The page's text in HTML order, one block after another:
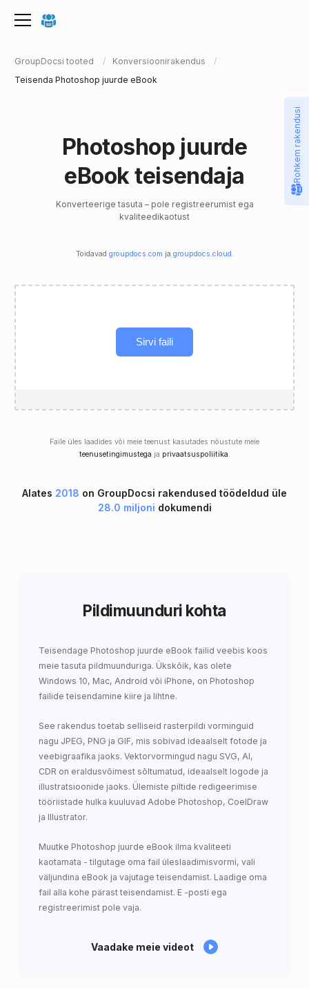
GroupDocsi tooted
Konversioonirakendus
Teisenda Photoshop juurde eBook
Photoshop juurde
eBook teisendaja
Konverteerige tasuta – pole registreerumist ega
kvaliteedikaotust
Toidavad groupdocs.com ja groupdocs.cloud .
Sirvi faili
Faile üles laadides või meie teenust kasutades nõustute meie
teenusetingimustega ja privaatsuspoliitika.
Alates 2018 on GroupDocsi rakendused töödeldud üle
28.0 miljoni dokumendi
Pildimuunduri kohta
Teisendage Photoshop juurde eBook failid veebis koos
meie tasuta pildmuunduriga. Ükskõik, kas olete
Windows 10, Mac, Android või iPhone, on Photoshop
failide teisendamine kiire ja lihtne.
See rakendus toetab selliseid rasterpildi vorminguid
nagu JPEG, PNG ja GIF, mis sobivad ideaalselt fotode ja
veebigraafika jaoks. Vektorvormingud nagu SVG, AI,
CDR on eraldusvõimest sõltumatud, ideaalselt logode ja
illustratsioonide jaoks. Ülemiste piltide redigeerimise
tööriistade hulka kuuluvad Adobe Photoshop, CoelDraw
ja Illustrator.
Muutke Photoshop juurde eBook ilma kvaliteeti
kaotamata - tilgutage oma fail üleslaadimisvormi, vali
väljundina eBook ja vajutage teisendamist. Laadige oma
fail alla kohe pärast teisendamist. E -posti ega
registreerimist pole vaja.
Vaadake meie videot
Rohkem rakendusi